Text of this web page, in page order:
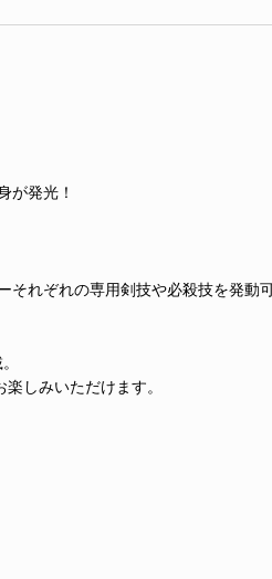
が発光！
それぞれの専用剣技や必殺技を発動
しみいただけます。